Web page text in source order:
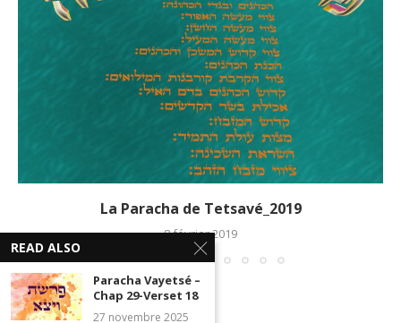
La Paracha de Tetsavé_2019
8 février 2019
READ ALSO
Paracha Vayetsé –
Chap 29-Verset 18
27 novembre 2025